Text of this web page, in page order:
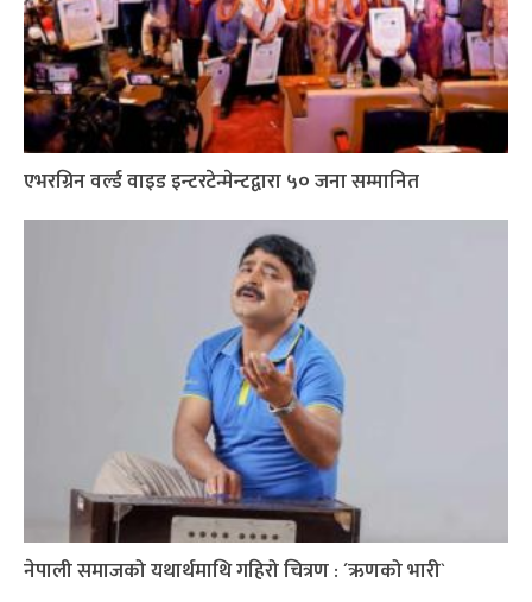
एभरग्रिन वर्ल्ड वाइड इन्टरटेन्मेन्टद्वारा ५० जना सम्मानित
नेपाली समाजको यथार्थमाथि गहिरो चित्रण : ´ऋणको भारी`